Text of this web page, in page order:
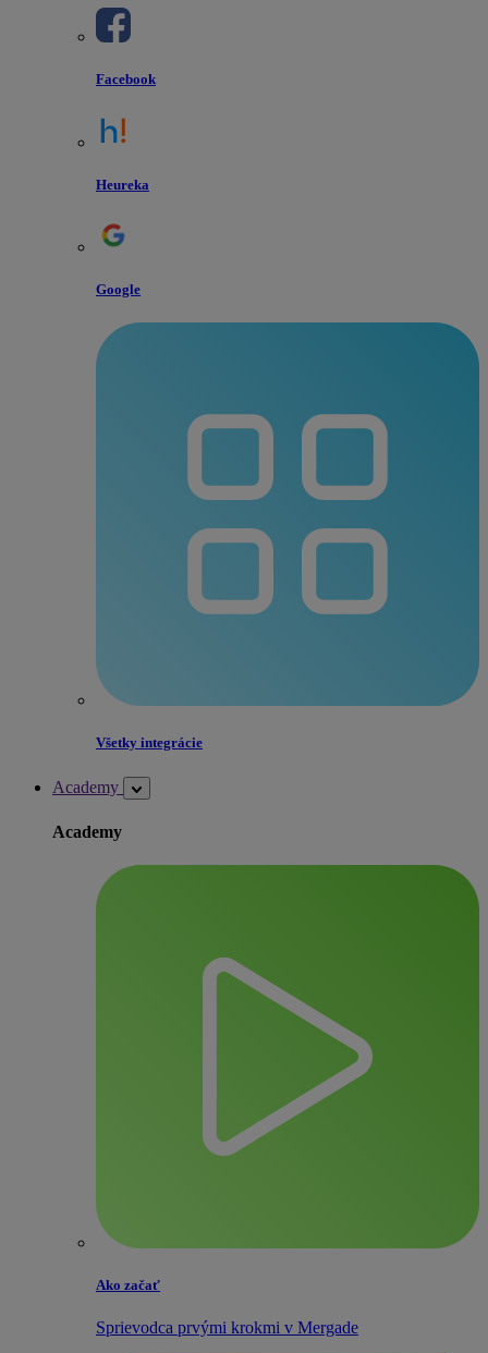
Facebook
Heureka
Google
Všetky integrácie
Academy
Academy
Ako začať
Sprievodca prvými krokmi v Mergade